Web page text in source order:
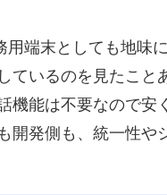
用端末としても地味
ているのを見たこと
機能は不要なので安
開発側も、統一性や